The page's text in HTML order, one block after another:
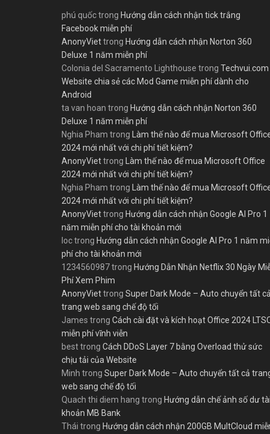
phú quốctrong Hướng dẫn cách nhận tick trắng
Facebook miễn phí
AnonyViettrong Hướng dẫn cách nhận Norton 360
Deluxe 1 năm miễn phí
Colonia del Sacramento Lighthouse trong Techvui.com
Website chia sẻ các Mod Game miễn phí dành cho
Android
ta van hoan trong Hướng dẫn cách nhận Norton 360
Deluxe 1 năm miễn phí
Nghia Pham trong Làm thế nào để mua Microsoft
2024 mới nhất với chi phí tiết kiệm?
AnonyViettrong Làm thế nào để mua Microsoft Office
2024 mới nhất với chi phí tiết kiệm?
Nghia Pham trong Làm thế nào để mua Microsoft
2024 mới nhất với chi phí tiết kiệm?
AnonyViettrong Hướng dẫn cách nhận Google AI Pro 1
năm miễn phí cho tài khoản mới
loctrong Hướng dẫn cách nhận Google AI Pro 1 năm
phí cho tài khoản mới
1234560987trong Hướng Dẫn Nhận Netflix 30 Ngày
Phí Xem Phim
AnonyViettrong Super Dark Mode – Auto chuyển tất cả
trang web sang chế độ tối
James trong Cách cài đặt và kích hoạt Office 2024
miễn phí vĩnh viễn
besttrong Cách DDoS Layer 7 bằng Overload thử sức
chịu tải của Website
Minh trong Super Dark Mode – Auto chuyển tất cả
web sang chế độ tối
Quach thi diem hang trong Hướng dẫn chế ảnh số dư tài
khoản MB Bank
Thái trong Hướng dẫn cách nhận 200GB MultCloud